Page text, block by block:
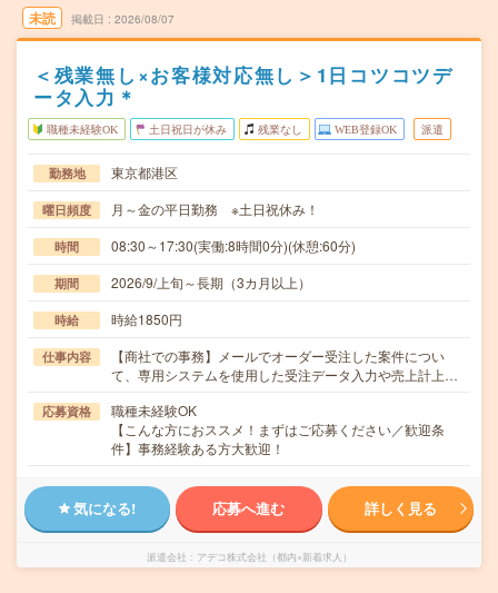
未読 掲載日 2026/08/07
＜残業無し×お客様対応無し＞1日コツコツデ
ータ入力＊
職種未経験OK 土日祝日が休み 残業なし WEB登録OK 派遣
勤務地 東京都港区
曜日頻度 月～金の平日勤務 ※土日祝休み！
時間 08:30～17:30(実働:8時間0分)(休憩:60分)
期間 2026/9/上旬～長期（3カ月以上）
時給 時給1850円
仕事内容
【商社での事務】メールでオーダー受注した案件につい
て、専用システムを使用した受注データ入力や売上計上…
応募資格
職種未経験OK
【こんな方におススメ！まずはご応募ください／歓迎条
件】事務経験ある方大歓迎！
気になる! 応募へ進む 詳しく見る
派遣会社 アデコ株式会社（都内×新着求人）